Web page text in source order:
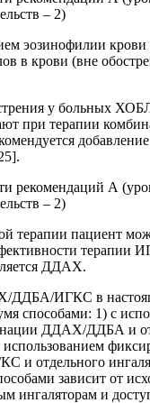
– 2)
эозинофилии крови
в крови (вне
у больных
при терапии
рекомендаций А
– 2)
терапии пациент
терапии
ДДАХ.
ДДБА/ИГКС в
способами: 1) с
ДДАХ/ДДБА и
и отдельного
зависит от
ингаляторам и